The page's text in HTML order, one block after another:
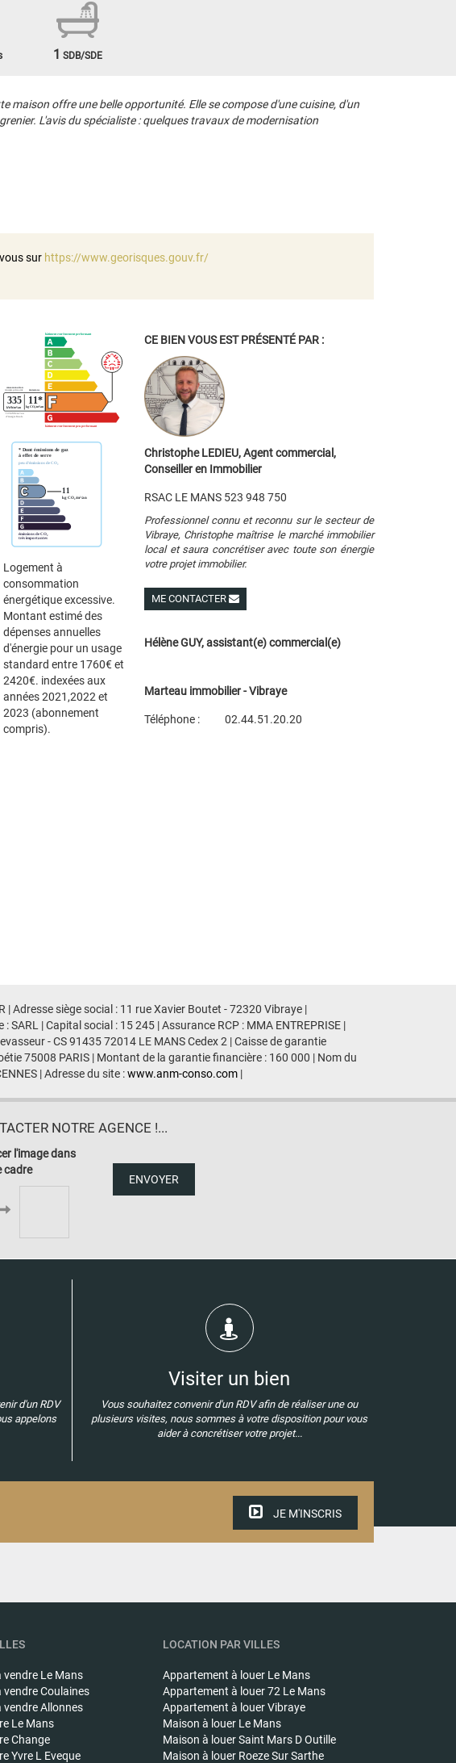
1 SDB/SDE
maison offre une belle opportunité. Elle se compose d'une cuisine, d'un
L'avis du spécialiste : quelques travaux de modernisation
sur https://www.georisques.gouv.fr/
Logement à
consommation
énergétique excessive.
Montant estimé des
dépenses annuelles
d'énergie pour un usage
standard entre 1760€ et
2420€. indexées aux
années 2021,2022 et
2023 (abonnement
compris).
CE BIEN VOUS EST PRÉSENTÉ PAR :
Christophe LEDIEU, Agent commercial,
Conseiller en Immobilier
RSAC LE MANS 523 948 750
Professionnel connu et reconnu sur le secteur de
Vibraye, Christophe maîtrise le marché immobilier
local et saura concrétiser avec toute son énergie
votre projet immobilier.
ME CONTACTER
Hélène GUY, assistant(e) commercial(e)
Marteau immobilier - Vibraye
Téléphone :
02.44.51.20.20
Adresse siège social : 11 rue Xavier Boutet - 72320 Vibraye |
| Capital social : 15 245 | Assurance RCP : MMA ENTREPRISE |
- CS 91435 72014 LE MANS Cedex 2 | Caisse de garantie
75008 PARIS | Montant de la garantie financière : 160 000 | Nom du
| Adresse du site :www.anm-conso.com |
NOTRE AGENCE !...
l'image dans
cadre
ENVOYER
d'un RDV
appelons
Visiter un bien
Vous souhaitez convenir d'un RDV afin de réaliser une ou
plusieurs visites, nous sommes à votre disposition pour vous
aider à concrétiser votre projet...
JE M'INSCRIS
vendre Le Mans
vendreCoulaines
vendreAllonnes
Le Mans
Change
Yvre L Eveque
LOCATION PAR VILLES
Appartement à louer Le Mans
Appartement à louer72 Le Mans
Appartement à louerVibraye
Maison à louer Le Mans
Maison à louerSaint Mars D Outille
Maison à louer Roeze Sur Sarthe